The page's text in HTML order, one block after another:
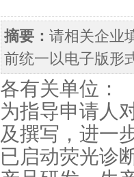
摘要：请相关企业
前统一以电子版形
各有关单位：
为指导申请人
及撰写，进一
已启动荧光诊